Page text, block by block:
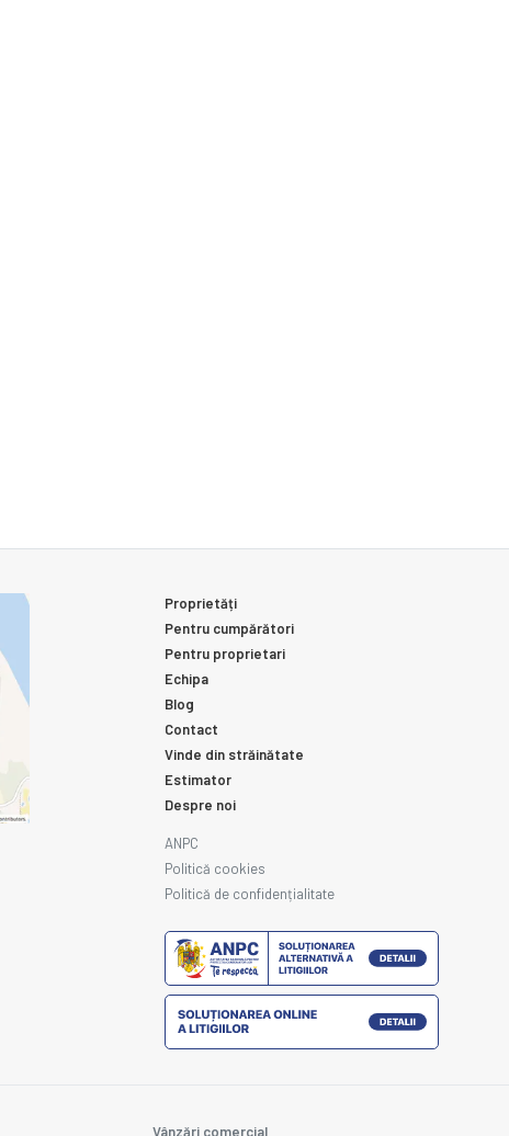
Proprietăți
Pentru cumpărători
Pentru proprietari
Echipa
Blog
Contact
Vinde din străinătate
Estimator
Despre noi
ANPC
Politică cookies
Politică de confidențialitate
Vânzări comercial